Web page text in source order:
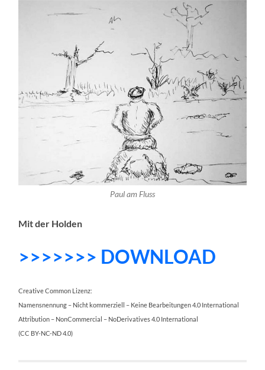
Paul am Fluss
Mit der Holden
>>>>>>> DOWNLOAD
Creative Common Lizenz:
Namensnennung – Nicht kommerziell – Keine Bearbeitungen 4.0 International
Attribution – NonCommercial – NoDerivatives 4.0 International
(CC BY-NC-ND 4.0)